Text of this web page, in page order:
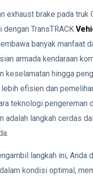
exhaust brake pada truk
TransTRACK
banyak manfaat
armada kendaraan
keselamatan hingga
lebih efisien dan
teknologi pengereman
adalah langkah cerdas
langkah ini, Anda
kondisi optimal,